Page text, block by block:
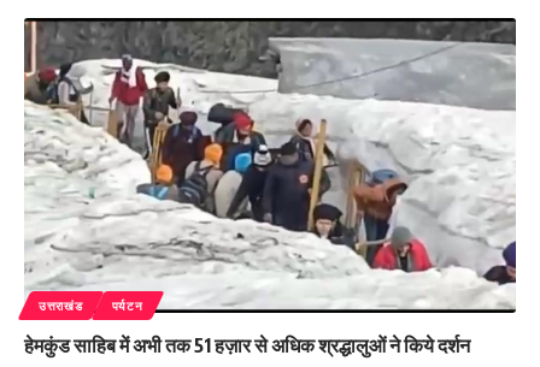
उत्तराखंड पर्यटन
हेमकुंड साहिब में अभी तक 51 हज़ार से अधिक श्रद्धालुओं ने किये दर्शन